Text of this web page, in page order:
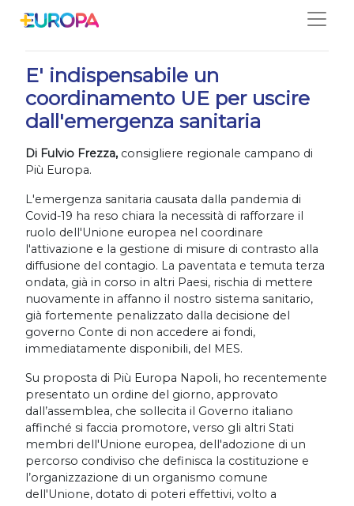
15/01/2021
E' indispensabile un
coordinamento UE per uscire
dall'emergenza sanitaria
Di Fulvio Frezza, consigliere regionale campano di
Più Europa.
L'emergenza sanitaria causata dalla pandemia di
Covid-19 ha reso chiara la necessità di rafforzare il
ruolo dell'Unione europea nel coordinare
l'attivazione e la gestione di misure di contrasto alla
diffusione del contagio. La paventata e temuta terza
ondata, già in corso in altri Paesi, rischia di mettere
nuovamente in affanno il nostro sistema sanitario,
già fortemente penalizzato dalla decisione del
governo Conte di non accedere ai fondi,
immediatamente disponibili, del MES.
Su proposta di Più Europa Napoli, ho recentemente
presentato un ordine del giorno, approvato
dall’assemblea, che sollecita il Governo italiano
affinché si faccia promotore, verso gli altri Stati
membri dell'Unione europea, dell'adozione di un
percorso condiviso che definisca la costituzione e
l’organizzazione di un organismo comune
dell'Unione, dotato di poteri effettivi, volto a